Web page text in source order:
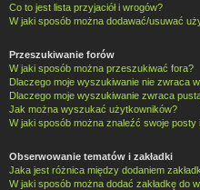
Co to jest lista przyjaciół i wrogów?
W jaki sposób można dodawać/usuwać
Przeszukiwanie forów
W jaki sposób można przeszukiwać fora?
Dlaczego moje wyszukiwanie nie zwraca
Dlaczego moje wyszukiwanie zwraca
Jak można wyszukać użytkowników?
W jaki sposób można znaleźć swoje posty
Obserwowanie tematów i zakładki
Jaka jest różnica między dodaniem
W jaki sposób można dodać zakładkę do